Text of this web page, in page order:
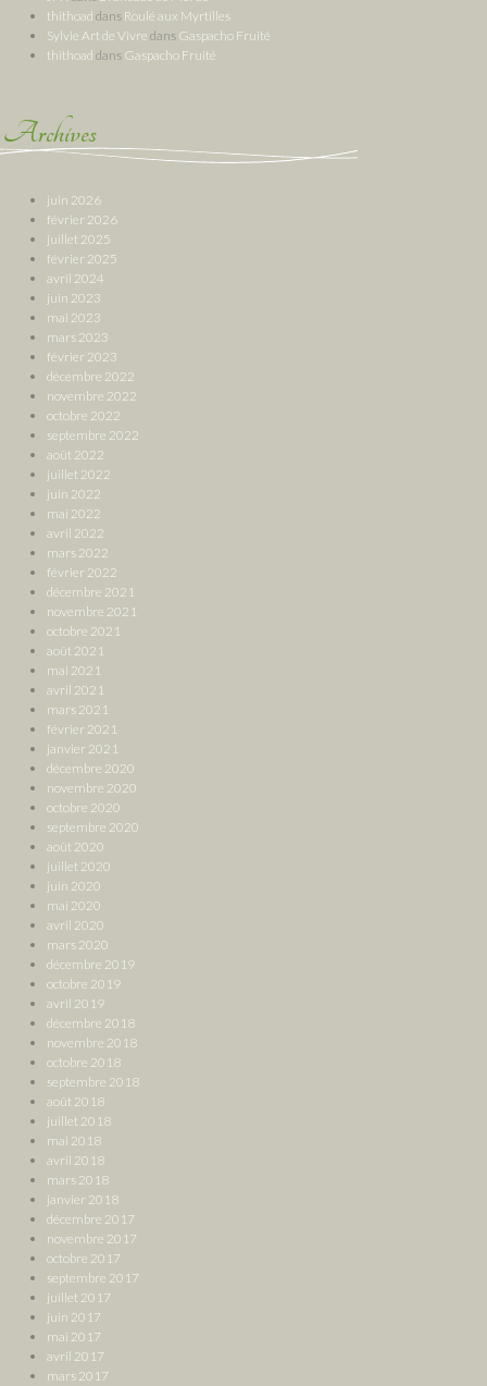
thithoad dans Roulé aux Myrtilles
Sylvie Art de Vivre dans Gaspacho Fruité
thithoad dans Gaspacho Fruité
Archives
juin 2026
février 2026
juillet 2025
février 2025
avril 2024
juin 2023
mai 2023
mars 2023
février 2023
décembre 2022
novembre 2022
octobre 2022
septembre 2022
août 2022
juillet 2022
juin 2022
mai 2022
avril 2022
mars 2022
février 2022
décembre 2021
novembre 2021
octobre 2021
août 2021
mai 2021
avril 2021
mars 2021
février 2021
janvier 2021
décembre 2020
novembre 2020
octobre 2020
septembre 2020
août 2020
juillet 2020
juin 2020
mai 2020
avril 2020
mars 2020
décembre 2019
octobre 2019
avril 2019
décembre 2018
novembre 2018
octobre 2018
septembre 2018
août 2018
juillet 2018
mai 2018
avril 2018
mars 2018
janvier 2018
décembre 2017
novembre 2017
octobre 2017
septembre 2017
juillet 2017
juin 2017
mai 2017
avril 2017
mars 2017